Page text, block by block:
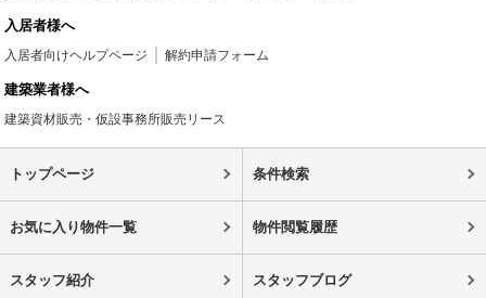
入居者様へ
入居者向けヘルプページ 解約申請フォーム
建築業者様へ
建築資材販売・仮設事務所販売リース
トップページ 条件検索
お気に入り物件一覧 物件閲覧履歴
スタッフ紹介 スタッフブログ